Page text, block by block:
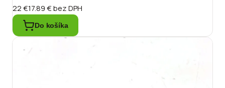
22 €17.89 €bez DPH
Do košíka